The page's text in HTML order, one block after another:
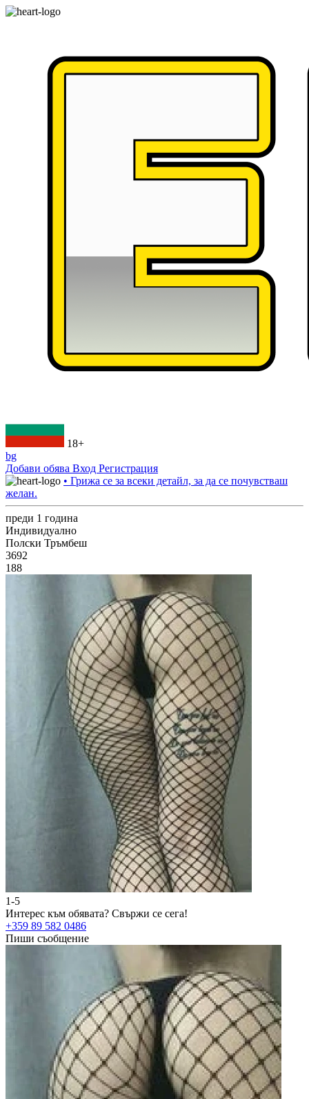
18+
bg
Добави обява Вход Регистрация
• Грижа се за всеки детайл, за да се почувстваш
желан.
преди 1 година
Индивидуално
Полски Тръмбеш
3692
188
1-5
Интерес към обявата? Свържи се сега!
+359 89 582 0486
Пиши съобщение